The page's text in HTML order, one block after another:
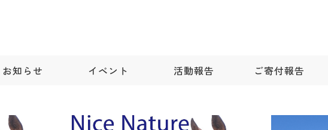
お知らせ イベント 活動報告 ご寄付報告